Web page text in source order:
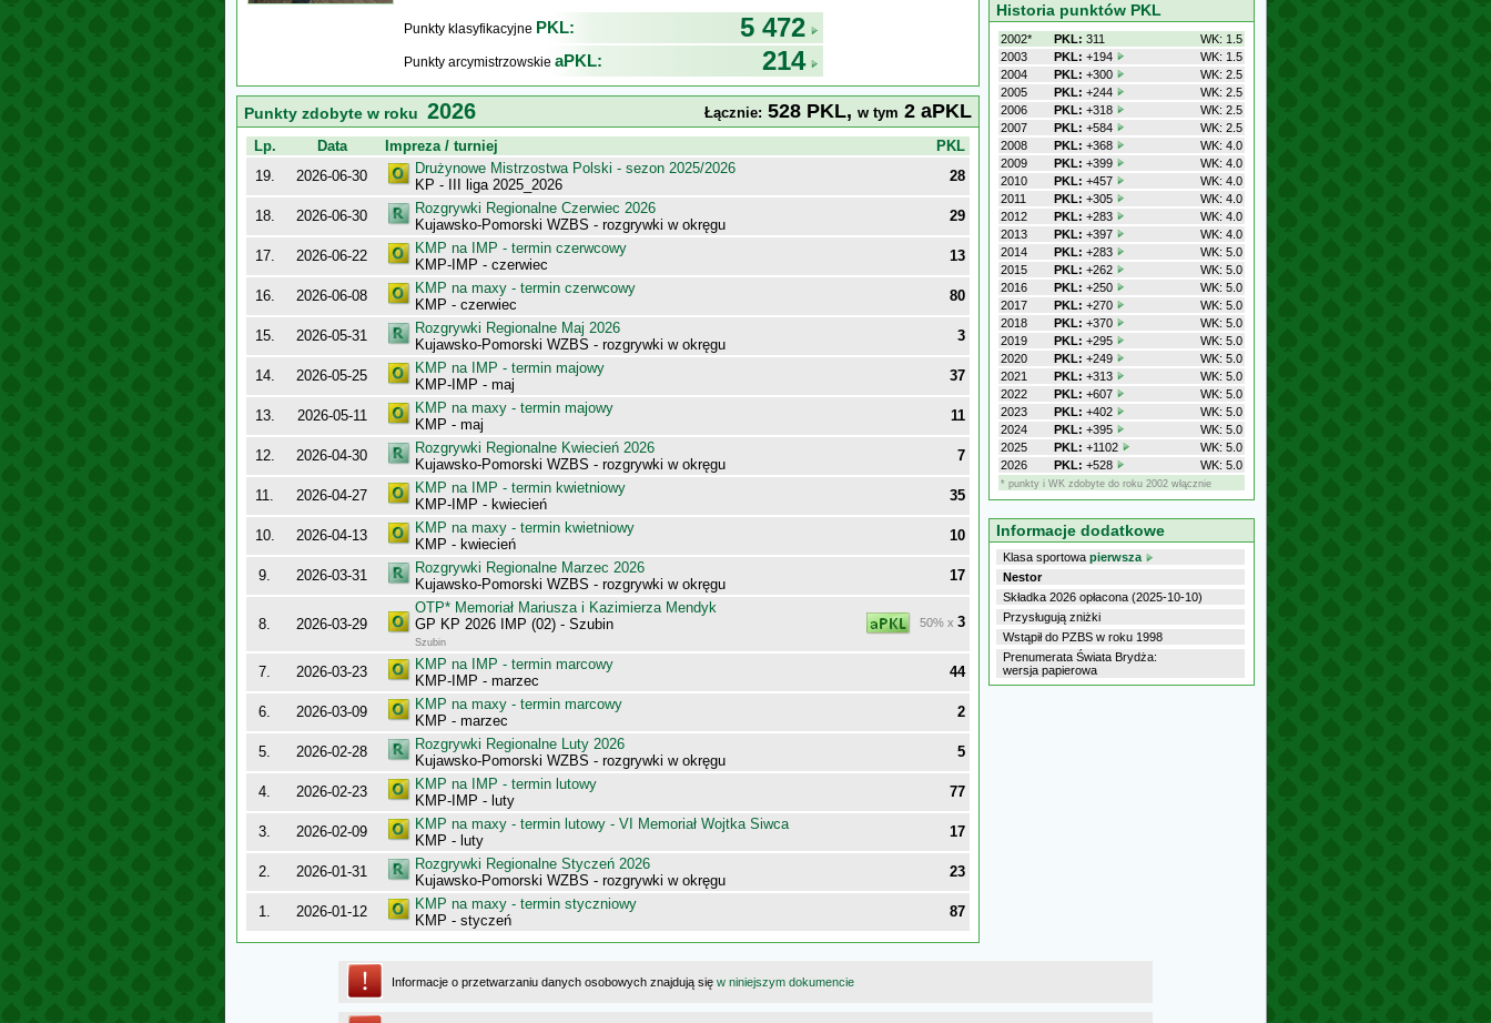
Punkty klasyfikacyjne PKL: 5 472
Punkty arcymistrzowskie aPKL: 214
Punkty zdobyte w roku 2026 Łącznie: 528 PKL, w tym 2 aPKL
Lp. Data Impreza / turniej
PKL
19.
2026-06-30
Drużynowe Mistrzostwa Polski - sezon 2025/2026
KP - III liga 2025_2026
28
18. 2026-06-30
Rozgrywki Regionalne Czerwiec 2026
Kujawsko-Pomorski WZBS - rozgrywki w okręgu
29
17. 2026-06-22
KMP na IMP - termin czerwcowy
KMP-IMP - czerwiec
13
16. 2026-06-08
KMP na maxy - termin czerwcowy
KMP - czerwiec
80
15. 2026-05-31
Rozgrywki Regionalne Maj 2026
Kujawsko-Pomorski WZBS - rozgrywki w okręgu
3
14. 2026-05-25
KMP na IMP - termin majowy
KMP-IMP - maj
37
13. 2026-05-11
KMP na maxy - termin majowy
KMP - maj
11
12. 2026-04-30
Rozgrywki Regionalne Kwiecień 2026
Kujawsko-Pomorski WZBS - rozgrywki w okręgu
7
11. 2026-04-27
KMP na IMP - termin kwietniowy
KMP-IMP - kwiecień
35
10. 2026-04-13
KMP na maxy - termin kwietniowy
KMP - kwiecień
10
9. 2026-03-31
Rozgrywki Regionalne Marzec 2026
Kujawsko-Pomorski WZBS - rozgrywki w okręgu
17
8. 2026-03-29
OTP* Memoriał Mariusza i Kazimierza Mendyk
GP KP 2026 IMP (02) - Szubin
Szubin
50% x 3
7. 2026-03-23
KMP na IMP - termin marcowy
KMP-IMP - marzec
44
6. 2026-03-09
KMP na maxy - termin marcowy
KMP - marzec
2
5. 2026-02-28
Rozgrywki Regionalne Luty 2026
Kujawsko-Pomorski WZBS - rozgrywki w okręgu
5
4. 2026-02-23
KMP na IMP - termin lutowy
KMP-IMP - luty
77
3. 2026-02-09
KMP na maxy - termin lutowy - VI Memoriał Wojtka Siwca
KMP - luty
17
2. 2026-01-31
Rozgrywki Regionalne Styczeń 2026
Kujawsko-Pomorski WZBS - rozgrywki w okręgu
23
1. 2026-01-12
KMP na maxy - termin styczniowy
KMP - styczeń
87
Historia punktów PKL
2002* PKL: 311
WK: 1.5
2003
PKL: +194
WK: 1.5
2004
PKL: +300
WK: 2.5
2005
PKL: +244
WK: 2.5
2006
PKL: +318
WK: 2.5
2007
PKL: +584
WK: 2.5
2008
PKL: +368
WK: 4.0
2009
PKL: +399
WK: 4.0
2010
PKL: +457
WK: 4.0
2011
PKL: +305
WK: 4.0
2012
PKL: +283
WK: 4.0
2013
PKL: +397
WK: 4.0
2014
PKL: +283
WK: 5.0
2015
PKL: +262
WK: 5.0
2016
PKL: +250
WK: 5.0
2017
PKL: +270
WK: 5.0
2018
PKL: +370
WK: 5.0
2019
PKL: +295
WK: 5.0
2020
PKL: +249
WK: 5.0
2021
PKL: +313
WK: 5.0
2022
PKL: +607
WK: 5.0
2023
PKL: +402
WK: 5.0
2024
PKL: +395
WK: 5.0
2025
PKL: +1102
WK: 5.0
2026
PKL: +528 WK: 5.0
* punkty i WK zdobyte do roku 2002 włącznie
Informacje dodatkowe
Klasa sportowa pierwsza
Nestor
Składka 2026 opłacona (2025-10-10)
Przysługują zniżki
Wstąpił do PZBS w roku 1998
Prenumerata Świata Brydża:
wersja papierowa
Informacje o przetwarzaniu danych osobowych znajdują się w niniejszym dokumencie